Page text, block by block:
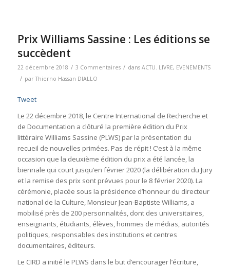
Prix Williams Sassine : Les éditions se
succèdent
22 décembre 2018 / 3 Commentaires / dans ACTU. LIVRE, EVENEMENTS
/ parThierno Hassan DIALLO
Tweet
Le 22 décembre 2018, le Centre International de Recherche et
de Documentation a clôturé la première édition du Prix
littéraire Williams Sassine (PLWS) par la présentation du
recueil de nouvelles primées. Pas de répit ! C’est à la même
occasion que la deuxième édition du prix a été lancée, la
biennale qui court jusqu’en février 2020 (la délibération du Jury
et la remise des prix sont prévues pour le 8 février 2020). La
cérémonie, placée sous la présidence d’honneur du directeur
national de la Culture, Monsieur Jean-Baptiste Williams, a
mobilisé près de 200 personnalités, dont des universitaires,
enseignants, étudiants, élèves, hommes de médias, autorités
politiques, responsables des institutions et centres
documentaires, éditeurs.
Le CIRD a initié le PLWS dans le but d’encourager l’écriture,